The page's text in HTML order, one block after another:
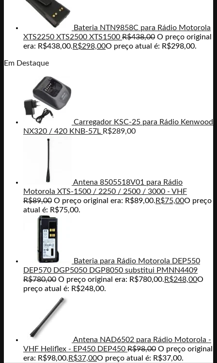
Bateria NTN9858C para Rádio Motorola
XTS2250 XTS2500 XTS1500 R$438,00 O preço original
era: R$438,00. R$298,00O preço atual é: R$298,00.
Em Destaque
Carregador KSC-25 para Rádio Kenwood
NX320 / 420 KNB-57L R$289,00
Antena 8505518V01 para Rádio
Motorola XTS-1500 / 2250 / 2500 / 3000 - VHF
R$89,00 O preço original era: R$89,00. R$75,00O preço
atual é: R$75,00.
Bateria para Rádio Motorola DEP550
DEP570 DGP5050 DGP8050 substitui PMNN4409
R$780,00 O preço original era: R$780,00. R$248,00O
preço atual é: R$248,00.
Antena NAD6502 para Rádio Motorola -
VHF Heliflex - EP450 DEP450 R$98,00 O preço original
era: R$98,00. R$37,00O preço atual é: R$37,00.